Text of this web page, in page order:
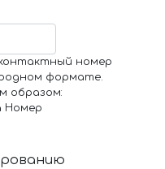
номер
формате.
образом:
Номер